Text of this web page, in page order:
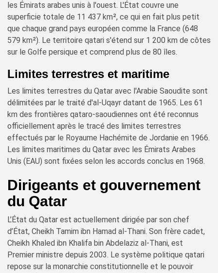
les Émirats arabes unis à l'ouest. L'État couvre une
superficie totale de 11 437 km², ce qui en fait plus petit
que chaque grand pays européen comme la France (648
579 km²). Le territoire qatari s'étend sur 1 200 km de côtes
sur le Golfe persique et comprend plus de 80 îles.
Limites terrestres et maritime
Les limites terrestres du Qatar avec l'Arabie Saoudite sont
délimitées par le traité d'al-Uqayr datant de 1965. Les 61
km des frontières qataro-saoudiennes ont été reconnus
officiellement après le tracé des limites terrestres
effectués par le Royaume Hachémite de Jordanie en 1966.
Les limites maritimes du Qatar avec les Émirats Arabes
Unis (EAU) sont fixées selon les accords conclus en 1968.
Dirigeants et gouvernement
du Qatar
L’État du Qatar est actuellement dirigée par son chef
d’État, Cheikh Tamim ibn Hamad al-Thani. Son frère cadet,
Cheikh Khaled ibn Khalifa bin Abdelaziz al-Thani, est
Premier ministre depuis 2003. Le système politique qatari
repose sur la monarchie constitutionnelle et le pouvoir